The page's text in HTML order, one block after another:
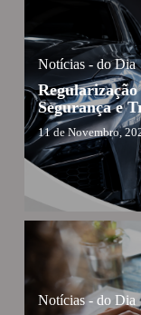
Notícias - do Dia
Segurança e
11 de Novembro,
Notícias - do Dia